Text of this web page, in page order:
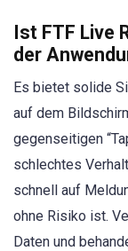
Ist FTF Live
der
Es bietet solide
auf dem
gegenseitigen
schlechtes
schnell auf
ohne Risiko ist.
Daten und